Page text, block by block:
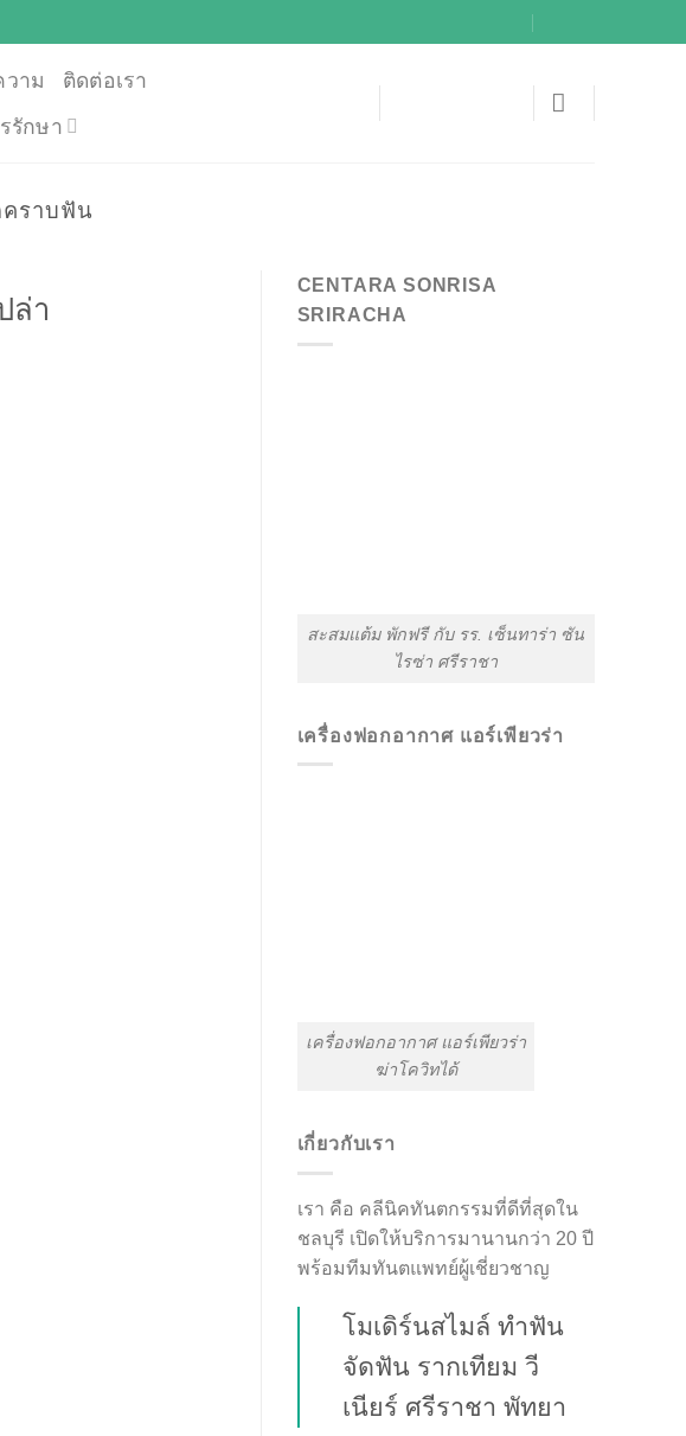
าม
ติดต่อเรา
รักษา
ราบฟัน
ล่า
CENTARA SONRISA
SRIRACHA
สะสมแต้ม พักฟรี กับ รร. เซ็นทาร่า ซัน
ไรซ่า ศรีราชา
เครื่องฟอกอากาศ แอร์เพียวร่า
เครื่องฟอกอากาศ แอร์เพียวร่า
ฆ่าโควิทได้
เกี่ยวกับเรา
เรา คือ คลีนิคทันตกรรมที่ดีที่สุดใน
ชลบุรี เปิดให้บริการมานานกว่า 20 ปี
พร้อมทีมทันตแพทย์ผู้เชี่ยวชาญ
โมเดิร์นสไมล์ ทำฟัน
จัดฟัน รากเทียม วี
เนียร์ ศรีราชา พัทยา